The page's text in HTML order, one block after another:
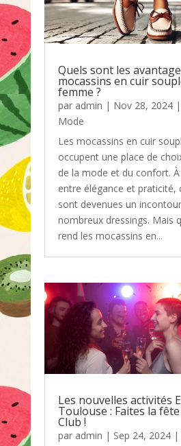
Quels sont les
mocassins en cuir
femme ?
par admin | Nov 28, 2024|
Mode
Les mocassins en cuir
occupent une place de
de la mode et du confort.
entre élégance et praticité,
sont devenues un
nombreux dressings. Mais
rend les mocassins en...
Les nouvelles activités
Toulouse : Faites la
Club !
par admin | Sep 24, 2024|